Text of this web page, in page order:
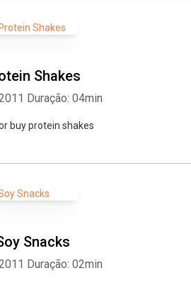
Shakes
Duração: 04min
buy protein shakes
Snacks
Duração: 02min
Twitter